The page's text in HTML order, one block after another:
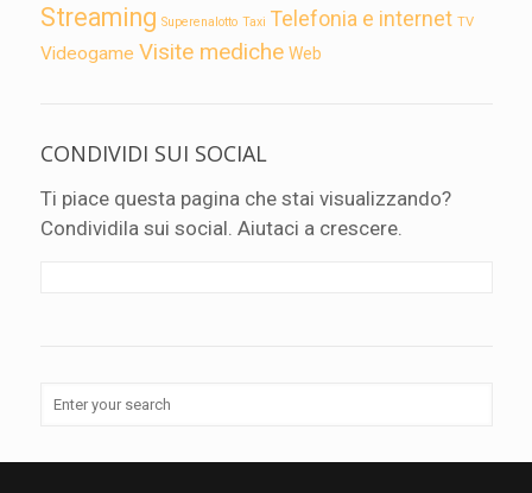
Streaming Superenalotto Taxi Telefonia e internet TV
Videogame Visite mediche Web
CONDIVIDI SUI SOCIAL
Ti piace questa pagina che stai visualizzando?
Condividila sui social. Aiutaci a crescere.